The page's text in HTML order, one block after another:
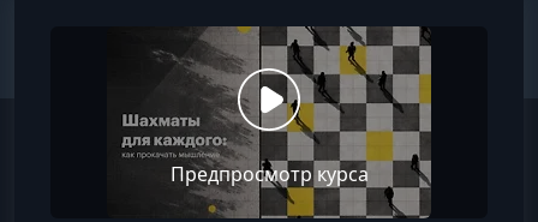
Предпросмотр курса